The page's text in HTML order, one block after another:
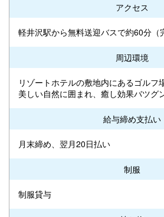
アクセス
軽井沢駅から無料送迎バスで約60分（
周辺環境
リゾートホテルの敷地内にあるゴルフ
美しい自然に囲まれ、癒し効果バツグ
給与締め支払い
月末締め、翌月20日払い
制服
制服貸与